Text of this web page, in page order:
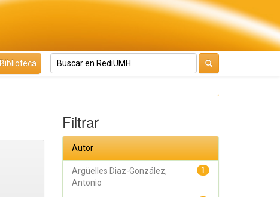
Biblioteca
Filtrar
Autor
1
Argüelles Diaz-González,
Antonio